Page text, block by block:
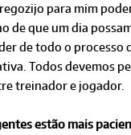
para mim
de que um dia
de todo o
Todos devemos
treinador e jogador.
estão mais